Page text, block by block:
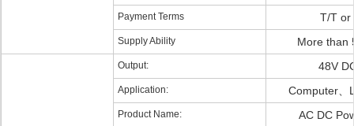
Payment Terms T/T or
Supply Ability More than
Output: 48V
Application: Computer、
Product Name: AC DC